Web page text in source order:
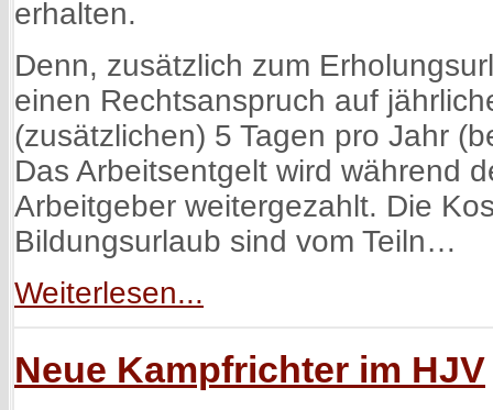
erhalten.
Denn, zusätzlich zum
einen Rechtsanspruch auf
(zusätzlichen) 5 Tagen pro Jahr
Das Arbeitsentgelt wird während
Arbeitgeber weitergezahlt. Die
Bildungsurlaub sind vom Teiln…
Weiterlesen...
Neue Kampfrichter im HJV